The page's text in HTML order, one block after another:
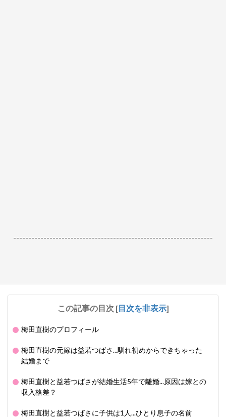
------------------------------------------------------------------
この記事の目次 [目次を非表示]
梅田直樹のプロフィール
梅田直樹の元嫁は益若つばさ...馴れ初めからできちゃった
結婚まで
梅田直樹と益若つばさが結婚生活5年で離婚...原因は嫁との
収入格差？
梅田直樹と益若つばさに子供は1人...ひとり息子の名前